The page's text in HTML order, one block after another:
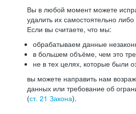
Вы в любой момент можете
удалить их самостоятельно либо
Если вы считаете, что мы:
обрабатываем данные
в большем объёме, чем это
не в тех целях, которые были
вы можете направить нам
данных или требование об
(ст. 21 Закона).